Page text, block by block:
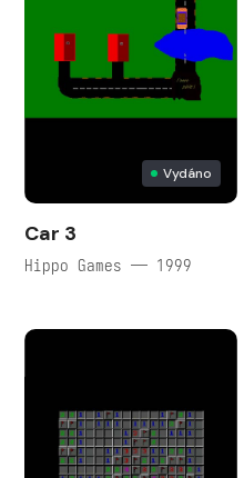
Vydáno
Car 3
Hippo Games — 1999